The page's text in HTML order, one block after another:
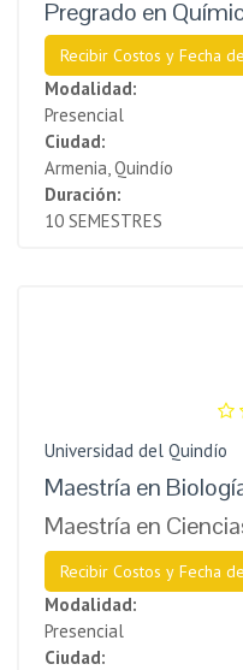
Pregrado en
Recibir Costos y Fecha
Modalidad:
Presencial
Ciudad:
Armenia, Quindío
Duración:
10 SEMESTRES
Universidad del Quindío
Maestría en
Maestría en
Recibir Costos y Fecha
Modalidad:
Presencial
Ciudad: